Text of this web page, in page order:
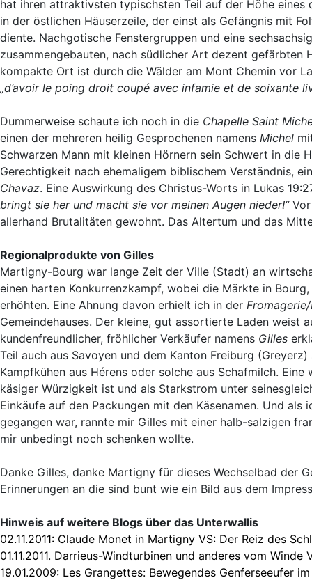
hat ihren attraktivsten typischsten Teil auf der Höhe eines
in der östlichen Häuserzeile, der einst als Gefängnis mit
diente. Nachgotische Fenstergruppen und eine
zusammengebauten, nach südlicher Art dezent gefärbten
kompakte Ort ist durch die Wälder am Mont Chemin vor
„d’avoir le poing droit coupé avec infamie et de soixante
Dummerweise schaute ich noch in die Chapelle Saint
einen der mehreren heilig Gesprochenen namens Michel
Schwarzen Mann mit kleinen Hörnern sein Schwert in die
Gerechtigkeit nach ehemaligem biblischem Verständnis,
Chavaz. Eine Auswirkung des Christus-Worts in Lukas
bringt sie her und macht sie vor meinen Augen nieder!“
allerhand Brutalitäten gewohnt. Das Altertum und das
Regionalprodukte von Gilles
Martigny-Bourg war lange Zeit der Ville (Stadt) an
einen harten Konkurrenzkampf, wobei die Märkte in
erhöhten. Eine Ahnung davon erhielt ich in der Fromagerie/
Gemeindehauses. Der kleine, gut assortierte Laden weist
kundenfreundlicher, fröhlicher Verkäufer namens Gilles
Teil auch aus Savoyen und dem Kanton Freiburg
Kampfkühen aus Hérens oder solche aus Schafmilch.
käsiger Würzigkeit ist und als Starkstrom unter
Einkäufe auf den Packungen mit den Käsenamen. Und
gegangen war, rannte mir Gilles mit einer halb-salzigen
mir unbedingt noch schenken wollte.
Danke Gilles, danke Martigny für dieses Wechselbad der
Erinnerungen an die sind bunt wie ein Bild aus dem
Hinweis auf weitere Blogs über das Unterwallis
02.11.2011: Claude Monet in Martigny VS: Der Reiz des
01.11.2011. Darrieus-Windturbinen und anderes vom Winde
19.01.2009: Les Grangettes: Bewegendes Genferseeufer